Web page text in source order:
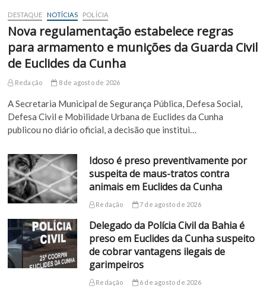
DESTAQUE NOTÍCIAS POLÍCIA
Nova regulamentação estabelece regras
para armamento e munições da Guarda Civil
de Euclides da Cunha
Redação 8 de agosto de 2026
A Secretaria Municipal de Segurança Pública, Defesa Social,
Defesa Civil e Mobilidade Urbana de Euclides da Cunha
publicou no diário oficial, a decisão que institui…
Idoso é preso preventivamente por
suspeita de maus-tratos contra
animais em Euclides da Cunha
Redação 7 de agosto de 2026
Delegado da Polícia Civil da Bahia é
preso em Euclides da Cunha suspeito
de cobrar vantagens ilegais de
garimpeiros
Redação 6 de agosto de 2026